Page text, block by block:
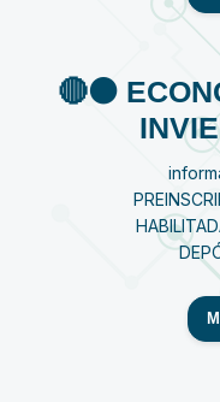
🔴⚫️